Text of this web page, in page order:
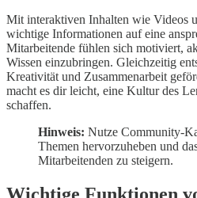
Mit interaktiven Inhalten wie Videos
wichtige Informationen auf eine
Mitarbeitende fühlen sich motiviert,
Wissen einzubringen. Gleichzeitig
Kreativität und Zusammenarbeit
macht es dir leicht, eine Kultur des
schaffen.
Hinweis: Nutze Community-
Themen hervorzuheben und
Mitarbeitenden zu steigern.
Wichtige Funktionen